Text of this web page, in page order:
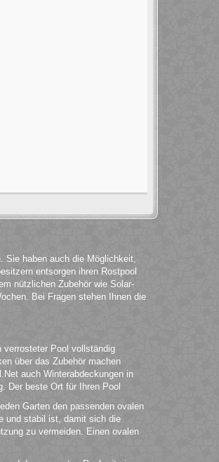
haben auch die Möglichkeit,
entsorgen ihren Rostpool
nützlichen Zubehör wie Solar-
Bei Fragen stehen Ihnen die
Pool vollständig
über das Zubehör machen
auch Winterabdeckungen in
Der beste Ort für Ihren Pool
Garten den passenden ovalen
und stabil ist, damit sich die
zu vermeiden. Einen ovalen